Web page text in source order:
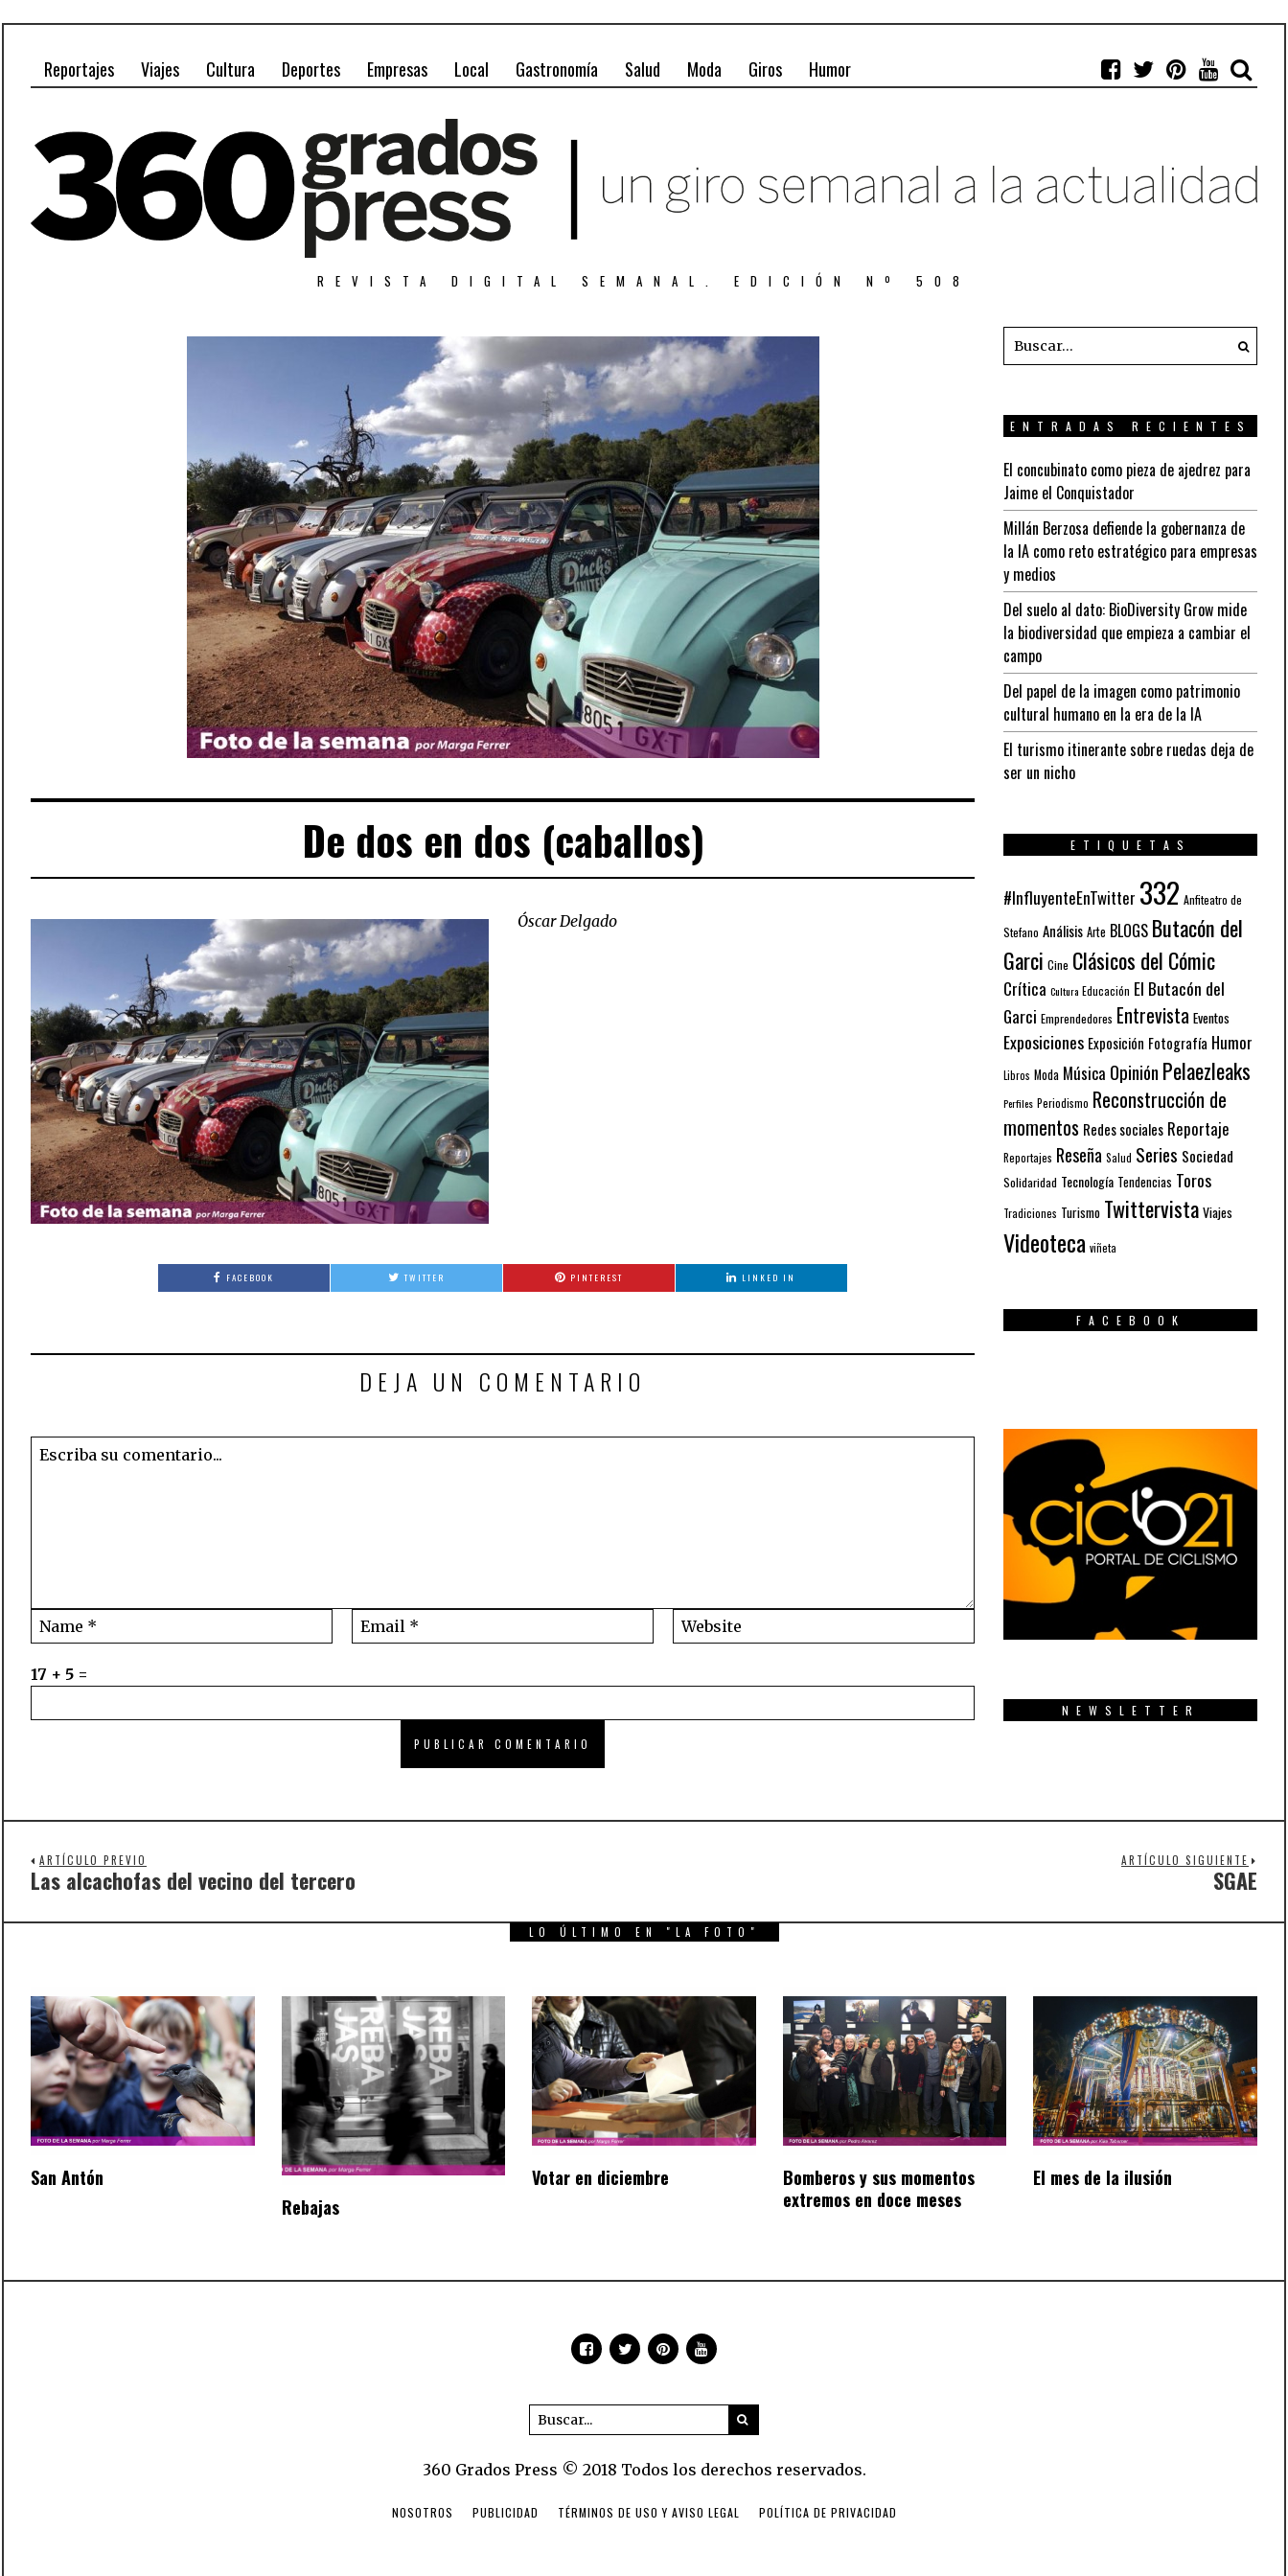
Reportajes Viajes Cultura Deportes Empresas Local Gastronomía Salud Moda Giros Humor
REVISTA DIGITAL SEMANAL. EDICIÓN Nº 508
De dos en dos (caballos)
Óscar Delgado
FACEBOOK TWITTER PINTEREST LINKED IN
DEJA UN COMENTARIO
17 + 5 =
ENTRADAS RECIENTES
El concubinato como pieza de ajedrez para
Jaime el Conquistador
Millán Berzosa defiende la gobernanza de
la IA como reto estratégico para empresas
y medios
Del suelo al dato: BioDiversity Grow mide
la biodiversidad que empieza a cambiar el
campo
Del papel de la imagen como patrimonio
cultural humano en la era de la IA
El turismo itinerante sobre ruedas deja de
ser un nicho
ETIQUETAS
#InfluyenteEnTwitter 332 Anfiteatro de
Stefano Análisis Arte BLOGS Butacón del
Garci Cine Clásicos del Cómic
Crítica Cultura Educación El Butacón del
Garci Emprendedores Entrevista Eventos
Exposiciones Exposición Fotografía Humor
Libros Moda Música Opinión Pelaezleaks
Perfiles Periodismo Reconstrucción de
momentos Redes sociales Reportaje
Reportajes Reseña Salud Series Sociedad
Solidaridad Tecnología Tendencias Toros
Tradiciones Turismo Twittervista Viajes
Videoteca viñeta
FACEBOOK
NEWSLETTER
ARTÍCULO PREVIO
Previous
Las alcachofas del vecino del tercero
ARTÍCULO SIGUIENTE
SGAE
LO ÚLTIMO EN "LA FOTO"
San Antón
Rebajas
Votar en diciembre
Bomberos y sus momentos
extremos en doce meses
El mes de la ilusión
360 Grados Press © 2018 Todos los derechos reservados.
NOSOTROS PUBLICIDAD TÉRMINOS DE USO Y AVISO LEGAL POLÍTICA DE PRIVACIDAD